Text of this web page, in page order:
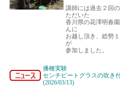
講師には過去２回
ただいた
香川県の花澤明春
んに
お越し頂き、総勢
が
参加しました。
播種実験
センチピートグラスの吹き
(2026/03/13)